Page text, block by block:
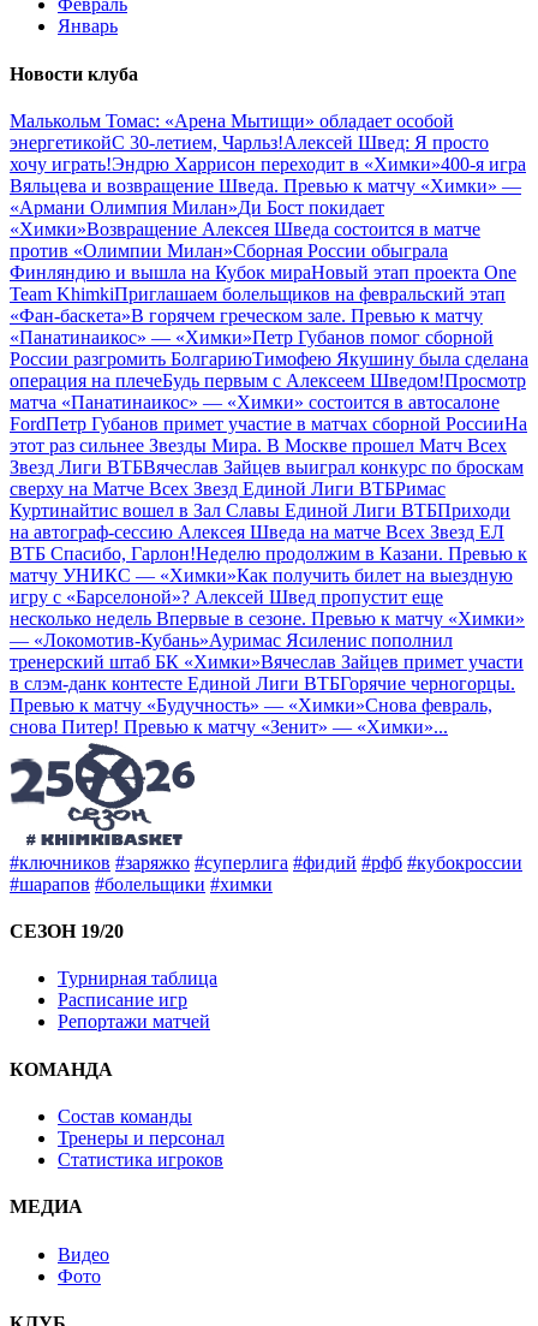
Февраль
Январь
Новости клуба
Малькольм Томас: «Арена Мытищи» обладает особой
энергетикойС 30-летием, Чарльз!Алексей Швед: Я просто
хочу играть!Эндрю Харрисон переходит в «Химки»400-я игра
Вяльцева и возвращение Шведа. Превью к матчу «Химки» —
«Армани Олимпия Милан»Ди Бост покидает
«Химки»Возвращение Алексея Шведа состоится в матче
против «Олимпии Милан»Сборная России обыграла
Финляндию и вышла на Кубок мираНовый этап проекта One
Team KhimkiПриглашаем болельщиков на февральский этап
«Фан-баскета»В горячем греческом зале. Превью к матчу
«Панатинаикос» — «Химки»Петр Губанов помог сборной
России разгромить БолгариюТимофею Якушину была сделана
операция на плечеБудь первым с Алексеем Шведом!Просмотр
матча «Панатинаикос» — «Химки» состоится в автосалоне
FordПетр Губанов примет участие в матчах сборной РоссииНа
этот раз сильнее Звезды Мира. В Москве прошел Матч Всех
Звезд Лиги ВТБВячеслав Зайцев выиграл конкурс по броскам
сверху на Матче Всех Звезд Единой Лиги ВТБРимас
Куртинайтис вошел в Зал Славы Единой Лиги ВТБПриходи
на автограф-сессию Алексея Шведа на матче Всех Звезд ЕЛ
ВТБ Спасибо, Гарлон!Неделю продолжим в Казани. Превью к
матчу УНИКС — «Химки»Как получить билет на выездную
игру с «Барселоной»? Алексей Швед пропустит еще
несколько недель Впервые в сезоне. Превью к матчу «Химки»
— «Локомотив-Кубань»Ауримас Ясиленис пополнил
тренерский штаб БК «Химки»Вячеслав Зайцев примет участи
в слэм-данк контесте Единой Лиги ВТБГорячие черногорцы.
Превью к матчу «Будучность» — «Химки»Снова февраль,
снова Питер! Превью к матчу «Зенит» — «Химки»...
#ключников #заряжко #суперлига #фидий #рфб #кубокроссии
#шарапов #болельщики #химки
СЕЗОН 19/20
Турнирная таблица
Расписание игр
Репортажи матчей
КОМАНДА
Состав команды
Тренеры и персонал
Статистика игроков
МЕДИА
Видео
Фото